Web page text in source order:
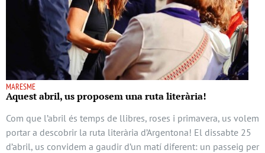
MARESME
Aquest abril, us proposem una ruta literària!
Com que l’abril és temps de llibres, roses i primavera, us volem
portar a descobrir la ruta literària d’Argentona! El dissabte 25
d’abril, us convidem a gaudir d’un matí diferent: un passeig per